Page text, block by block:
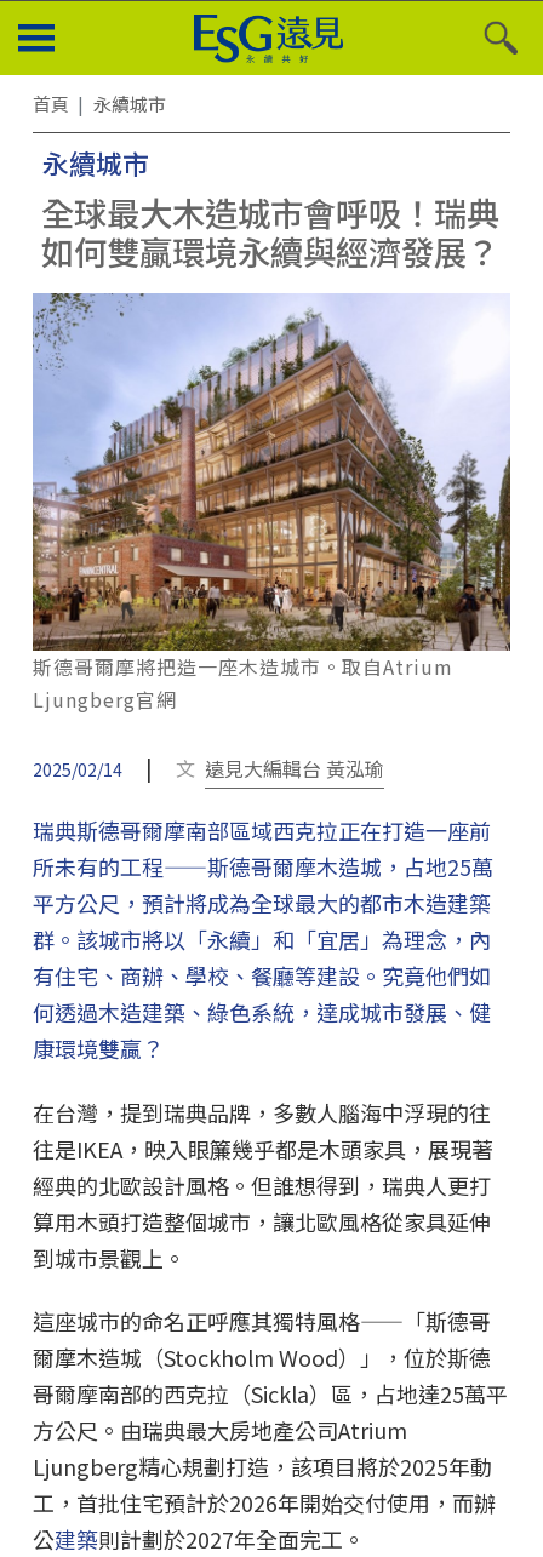
首頁 永續城市
永續城市
全球最大木造城市會呼吸！瑞典
如何雙贏環境永續與經濟發展？
斯德哥爾摩將把造一座木造城市。取自Atrium
Ljungberg官網
2025/02/14 | 文 遠見大編輯台 黃泓瑜
瑞典斯德哥爾摩南部區域西克拉正在打造一座前
所未有的工程——斯德哥爾摩木造城，占地25萬
平方公尺，預計將成為全球最大的都市木造建築
群。該城市將以「永續」和「宜居」為理念，內
有住宅、商辦、學校、餐廳等建設。究竟他們如
何透過木造建築、綠色系統，達成城市發展、健
康環境雙贏？
在台灣，提到瑞典品牌，多數人腦海中浮現的往
往是IKEA，映入眼簾幾乎都是木頭家具，展現著
經典的北歐設計風格。但誰想得到，瑞典人更打
算用木頭打造整個城市，讓北歐風格從家具延伸
到城市景觀上。
這座城市的命名正呼應其獨特風格——「斯德哥
爾摩木造城（Stockholm Wood）」，位於斯德
哥爾摩南部的西克拉（Sickla）區，占地達25萬平
方公尺。由瑞典最大房地產公司Atrium
Ljungberg精心規劃打造，該項目將於2025年動
工，首批住宅預計於2026年開始交付使用，而辦
公建築則計劃於2027年全面完工。